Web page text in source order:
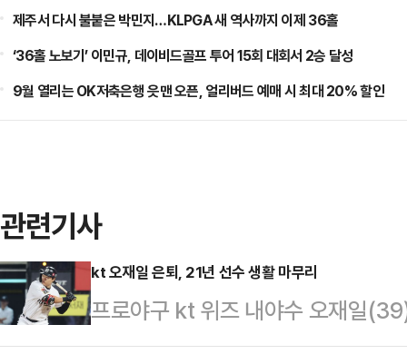
제주서 다시 불붙은 박민지…KLPGA 새 역사까지 이제 36홀
‘36홀 노보기’ 이민규, 데이비드골프 투어 15회 대회서 2승 달성
9월 열리는 OK저축은행 읏맨 오픈, 얼리버드 예매 시 최대 20% 할인
관련기사
kt 오재일 은퇴, 21년 선수 생활 마무리
프로야구 kt 위즈 내야수 오재일
21년 선수 생활을 마무리하고 은